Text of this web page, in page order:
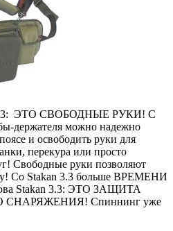
3.3: ЭТО СВОБОДНЫЕ РУКИ! С
держателя можно надежно
и освободить руки для
перекура или просто
Свободные руки позволяют
Со Stakan 3.3 больше ВРЕМЕНИ
Stakan 3.3: ЭТО ЗАЩИТА
Спиннинг уже